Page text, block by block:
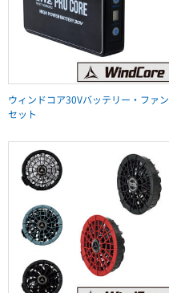
ウィンドコア30Vバッテリー・ファン
セット